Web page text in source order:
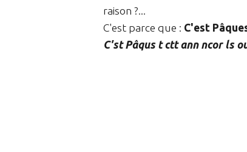
raison ?...
C'est parce que : C'est
C'st Pâqus t ctt ann ncor ls